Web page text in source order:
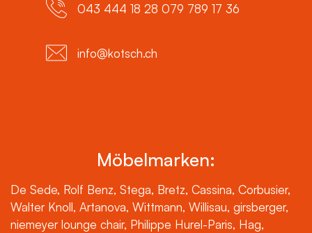
043 444 18 28 079 789 17 36
info@kotsch.ch
Möbelmarken:
De Sede, Rolf Benz, Stega, Bretz, Cassina, Corbusier,
Walter Knoll, Artanova, Wittmann, Willisau, girsberger,
niemeyer lounge chair, Philippe Hurel-Paris, Hag,